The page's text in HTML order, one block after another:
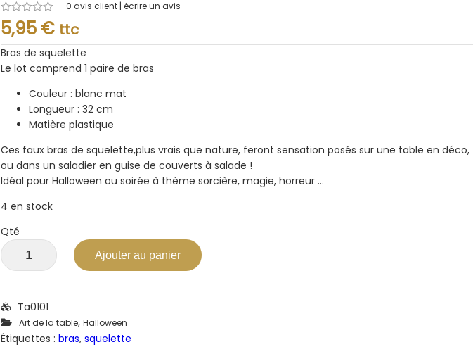
Note
0.001
5
0 avis client | écrire un avis
5,95 € ttc
Bras de squelette
Le lot comprend 1 paire de bras
Couleur : blanc mat
Longueur : 32 cm
Matière plastique
Ces faux bras de squelette,plus vrais que nature, feront sensation posés sur une table en déco,
ou dans un saladier en guise de couverts à salade !
Idéal pour Halloween ou soirée à thème sorcière, magie, horreur …
4 en stock
Qté
Ajouter au panier
Ta0101
Art de la table, Halloween
Étiquettes : bras, squelette